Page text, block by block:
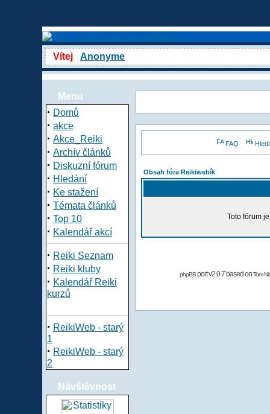
Vítej Anonyme
Menu
· Domů
· akce
· Akce_Reiki
· Archív článků
· Diskuzní fórum
· Hledání
· Ke stažení
· Témata článků
· Top 10
· Kalendář akcí
· Reiki Seznam
· Reiki kluby
· Kalendář Reiki
kurzů
· ReikiWeb - starý
1
· ReikiWeb - starý
2
Návštěvnost
FAQ
Obsah fóra Reikiwebík
Toto fórum
phpBBport v2.0.7 based onTom